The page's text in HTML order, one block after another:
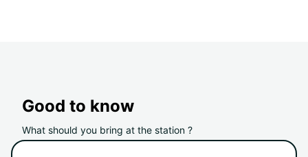
Good to know
What should you bring at the station ?